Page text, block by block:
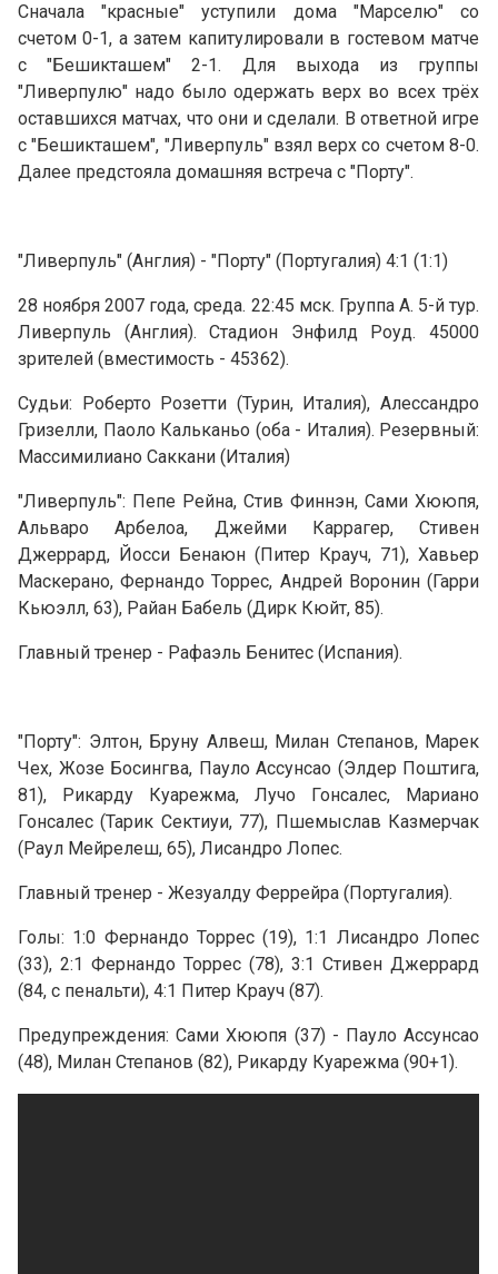
Сначала "красные" уступили дома "Марселю" со
счетом 0-1, а затем капитулировали в гостевом матче
с "Бешикташем" 2-1. Для выхода из группы
"Ливерпулю" надо было одержать верх во всех трёх
оставшихся матчах, что они и сделали. В ответной игре
с "Бешикташем", "Ливерпуль" взял верх со счетом 8-0.
Далее предстояла домашняя встреча с "Порту".
"Ливерпуль" (Англия) - "Порту" (Португалия) 4:1 (1:1)
28 ноября 2007 года, среда. 22:45 мск. Группа A. 5-й тур.
Ливерпуль (Англия). Стадион Энфилд Роуд. 45000
зрителей (вместимость - 45362).
Судьи: Роберто Розетти (Турин, Италия), Алессандро
Гризелли, Паоло Кальканьо (оба - Италия). Резервный:
Массимилиано Саккани (Италия)
"Ливерпуль": Пепе Рейна, Стив Финнэн, Сами Хююпя,
Альваро Арбелоа, Джейми Каррагер, Стивен
Джеррард, Йосси Бенаюн (Питер Крауч, 71), Хавьер
Маскерано, Фернандо Торрес, Андрей Воронин (Гарри
Кьюэлл, 63), Райан Бабель (Дирк Кюйт, 85).
Главный тренер - Рафаэль Бенитес (Испания).
"Порту": Элтон, Бруну Алвеш, Милан Степанов, Марек
Чех, Жозе Босингва, Пауло Ассунсао (Элдер Поштига,
81), Рикарду Куарежма, Лучо Гонсалес, Мариано
Гонсалес (Тарик Сектиуи, 77), Пшемыслав Казмерчак
(Раул Мейрелеш, 65), Лисандро Лопес.
Главный тренер - Жезуалду Феррейра (Португалия).
Голы: 1:0 Фернандо Торрес (19), 1:1 Лисандро Лопес
(33), 2:1 Фернандо Торрес (78), 3:1 Стивен Джеррард
(84, с пенальти), 4:1 Питер Крауч (87).
Предупреждения: Сами Хююпя (37) - Пауло Ассунсао
(48), Милан Степанов (82), Рикарду Куарежма (90+1).